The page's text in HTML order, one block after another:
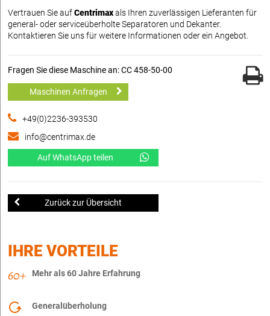
Vertrauen Sie aufCentrimaxals Ihren zuverlässigen Lieferanten für
general- oder serviceüberholte Separatoren und Dekanter.
Kontaktieren Sie uns für weitere Informationen oder ein Angebot.
Fragen Sie diese Maschine an: CC 458-50-00
Maschinen Anfragen
+49(0)2236-393530
info@centrimax.de
Auf WhatsApp teilen
Zurück zur Übersicht
IHRE VORTEILE
Mehr als 60 Jahre Erfahrung
Generalüberholung